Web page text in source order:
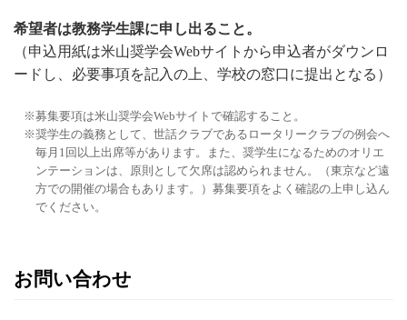
希望者は教務学生課に申し出ること。
（申込用紙は米山奨学会Webサイトから申込者がダウンロ
ードし、必要事項を記入の上、学校の窓口に提出となる）
募集要項は米山奨学会Webサイトで確認すること。
奨学生の義務として、世話クラブであるロータリークラブの例会へ
毎月1回以上出席等があります。また、奨学生になるためのオリエ
ンテーションは、原則として欠席は認められません。（東京など遠
方での開催の場合もあります。）募集要項をよく確認の上申し込ん
でください。
お問い合わせ